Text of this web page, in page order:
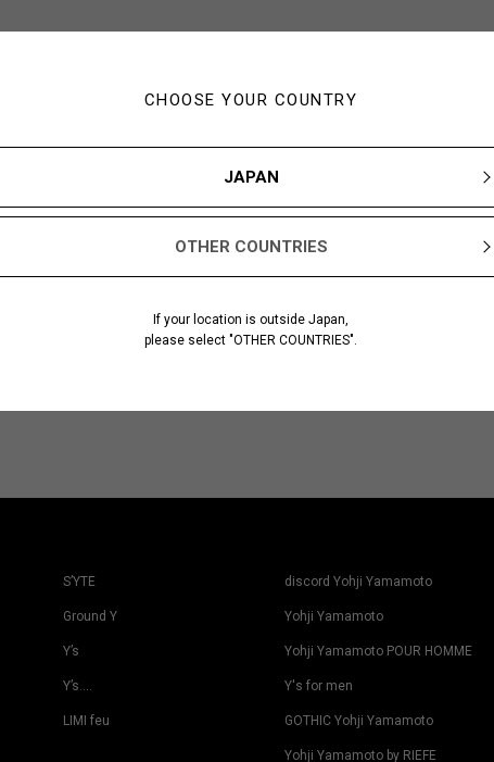
CHOOSE YOUR COUNTRY
JAPAN
OTHER COUNTRIES
If your location is outside Japan,
please select "OTHER COUNTRIES".
初めてご利用の方・会員以
S’YTE
Ground Y
Y’s
Y’s….
LIMI feu
discord Yohji Yamamoto
Yohji Yamamoto
Yohji Yamamoto POUR HOMME
Y's for men
GOTHIC Yohji Yamamoto
Yohji Yamamoto by RIEFE